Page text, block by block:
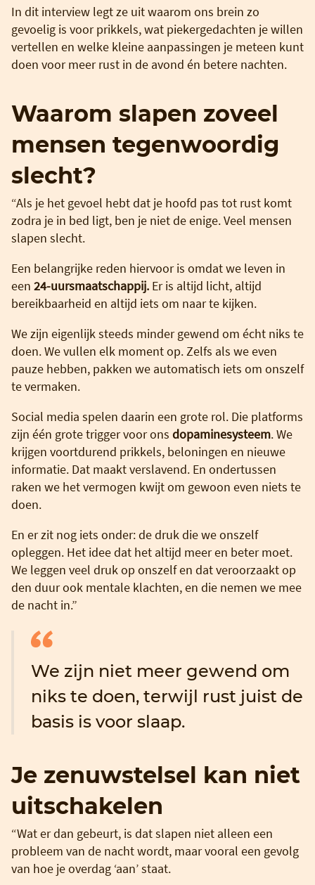
In dit interview legt ze uit waarom ons brein zo
gevoelig is voor prikkels, wat piekergedachten je willen
vertellen en welke kleine aanpassingen je meteen kunt
doen voor meer rust in de avond én betere nachten.
Waarom slapen zoveel
mensen tegenwoordig
slecht?
“Als je het gevoel hebt dat je hoofd pas tot rust komt
zodra je in bed ligt, ben je niet de enige. Veel mensen
slapen slecht.
Een belangrijke reden hiervoor is omdat we leven in
een 24-uursmaatschappij. Er is altijd licht, altijd
bereikbaarheid en altijd iets om naar te kijken.
We zijn eigenlijk steeds minder gewend om écht niks te
doen. We vullen elk moment op. Zelfs als we even
pauze hebben, pakken we automatisch iets om onszelf
te vermaken.
Social media spelen daarin een grote rol. Die platforms
zijn één grote trigger voor ons dopaminesysteem. We
krijgen voortdurend prikkels, beloningen en nieuwe
informatie. Dat maakt verslavend. En ondertussen
raken we het vermogen kwijt om gewoon even niets te
doen.
En er zit nog iets onder: de druk die we onszelf
opleggen. Het idee dat het altijd meer en beter moet.
We leggen veel druk op onszelf en dat veroorzaakt op
den duur ook mentale klachten, en die nemen we mee
de nacht in.”
We zijn niet meer gewend om
niks te doen, terwijl rust juist de
basis is voor slaap.
Je zenuwstelsel kan niet
uitschakelen
“Wat er dan gebeurt, is dat slapen niet alleen een
probleem van de nacht wordt, maar vooral een gevolg
van hoe je overdag ‘aan’ staat.